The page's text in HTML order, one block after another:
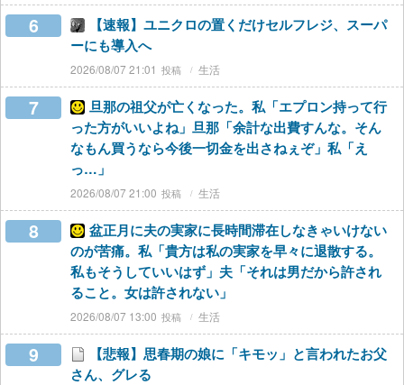
6
【速報】ユニクロの置くだけセルフレジ、スーパ
ーにも導入へ
2026/08/07 21:01 生活
7
旦那の祖父が亡くなった。私「エプロン持って行
った方がいいよね」旦那「余計な出費すんな。そん
なもん買うなら今後一切金を出さねぇぞ」私「え
っ…」
2026/08/07 21:00 生活
8
盆正月に夫の実家に長時間滞在しなきゃいけない
のが苦痛。私「貴方は私の実家を早々に退散する。
私もそうしていいはず」夫「それは男だから許され
ること。女は許されない」
2026/08/07 13:00 生活
9
【悲報】思春期の娘に「キモッ」と言われたお父
さん、グレる